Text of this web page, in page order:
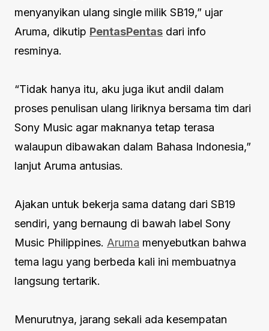
menyanyikan ulang single milik SB19,” ujar
Aruma, dikutip PentasPentas dari info
resminya.
“Tidak hanya itu, aku juga ikut andil dalam
proses penulisan ulang liriknya bersama tim dari
Sony Music agar maknanya tetap terasa
walaupun dibawakan dalam Bahasa Indonesia,”
lanjut Aruma antusias.
Ajakan untuk bekerja sama datang dari SB19
sendiri, yang bernaung di bawah label Sony
Music Philippines. Aruma menyebutkan bahwa
tema lagu yang berbeda kali ini membuatnya
langsung tertarik.
Menurutnya, jarang sekali ada kesempatan